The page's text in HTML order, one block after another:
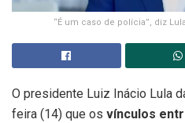
“É um caso de polícia”, diz
O presidente Luiz Inácio Lula
feira (14) que os vínculos